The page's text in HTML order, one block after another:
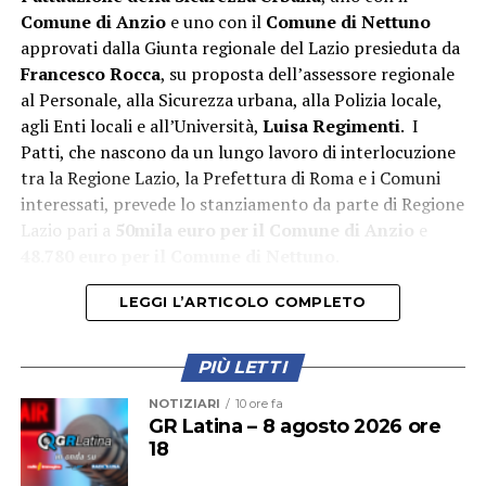
“L’attivazione della Guardia Medica Turistica – afferma il
sindaco Matilde Celentano – rappresenta una risposta
concreta alle esigenze del nostro territorio nel periodo
di maggiore affluenza estiva. Mettiamo a disposizione di
residenti e turisti un servizio di prossimità che rafforza
la tutela della salute e contribuisce a rendere il nostro
litorale ancora più accogliente e sicuro. La sinergia tra
“La realizzazione di questo servizio dimostra quanto sia
cittadini e turisti – aggiunge Lorenzo Munari, presidente
dottor Licata, da cui è nata l’idea del progetto, l’ASL di
Latina e il Comune di Latina per aver creduto in questa
iniziativa. La sinergia si traduce in risposte concrete ai
Comune di Anzioe uno con il Comune di Nettuno
approvati dalla Giunta regionale del Lazio presieduta da
Francesco Rocca, su proposta dell’assessore regionale
al Personale, alla Sicurezza urbana, alla Polizia locale,
agli Enti locali e all’Università, Luisa Regimenti. I
Patti, che nascono da un lungo lavoro di interlocuzione
tra la Regione Lazio, la Prefettura di Roma e i Comuni
interessati, prevede lo stanziamento da parte di Regione
Lazio pari a
50mila euro per il Comune di Anzio e
LEGGI L’ARTICOLO COMPLETO
PIÙ LETTI
NOTIZIARI 10 ore fa
GR Latina – 8 agosto 2026 ore
18